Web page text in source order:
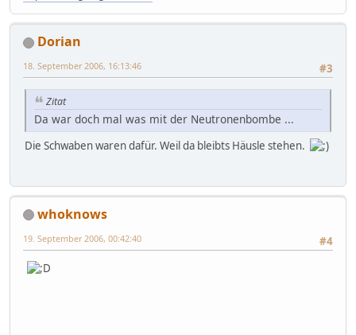
Dorian
#3
18. September 2006, 16:13:46
Zitat
Da war doch mal was mit der Neutronenbombe ...
Die Schwaben waren dafür. Weil da bleibts Häusle stehen.
whoknows
#4
19. September 2006, 00:42:40